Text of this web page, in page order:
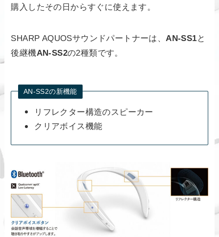
購入したその日からすぐに使えます。
SHARP AQUOSサウンドパートナーは、AN-SS1 と
後継機AN-SS2の2種類です。
AN-SS2の新機能
リフレクター構造のスピーカー
クリアボイス機能